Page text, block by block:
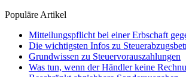
Populäre Artikel
Mitteilungspflicht bei einer Erbschaft
Die wichtigsten Infos zu
Grundwissen zu Steuervorauszahlungen
Was tun, wenn der Händler keine